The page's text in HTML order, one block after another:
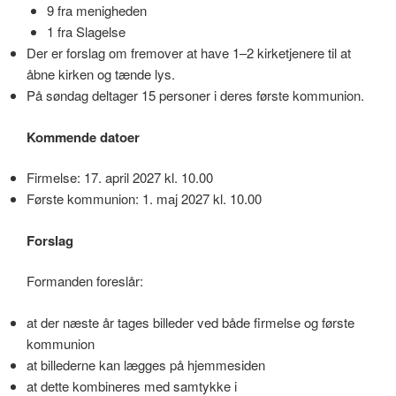
9 fra menigheden
1 fra Slagelse
Der er forslag om fremover at have 1–2 kirketjenere til at
åbne kirken og tænde lys.
På søndag deltager 15 personer i deres første kommunion.
Kommende datoer
Firmelse: 17. april 2027 kl. 10.00
Første kommunion: 1. maj 2027 kl. 10.00
Forslag
Formanden foreslår:
at der næste år tages billeder ved både firmelse og første
kommunion
at billederne kan lægges på hjemmesiden
at dette kombineres med samtykke i